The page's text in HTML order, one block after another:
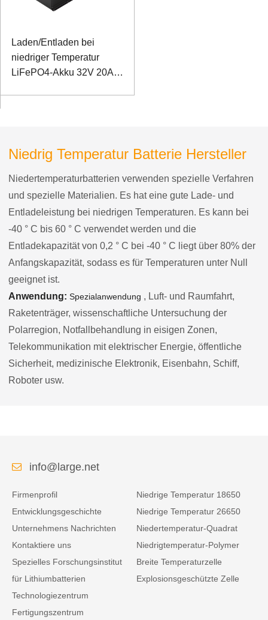
Laden/Entladen bei
niedriger Temperatur
LiFePO4-Akku 32V 20Ah
Niedrig Temperatur Batterie Hersteller
Niedertemperaturbatterien verwenden spezielle Verfahren
und spezielle Materialien. Es hat eine gute Lade- und
Entladeleistung bei niedrigen Temperaturen. Es kann bei
-40 ° C bis 60 ° C verwendet werden und die
Entladekapazität von 0,2 ° C bei -40 ° C liegt über 80% der
Anfangskapazität, sodass es für Temperaturen unter Null
geeignet ist.
Anwendung: Spezialanwendung , Luft- und Raumfahrt,
Raketenträger, wissenschaftliche Untersuchung der
Polarregion, Notfallbehandlung in eisigen Zonen,
Telekommunikation mit elektrischer Energie, öffentliche
Sicherheit, medizinische Elektronik, Eisenbahn, Schiff,
Roboter usw.
info@large.net
Firmenprofil
Entwicklungsgeschichte
Unternehmens Nachrichten
Kontaktiere uns
Spezielles Forschungsinstitut
für Lithiumbatterien
Technologiezentrum
Fertigungszentrum
Niedrige Temperatur 18650
Niedrige Temperatur 26650
Niedertemperatur-Quadrat
Niedrigtemperatur-Polymer
Breite Temperaturzelle
Explosionsgeschützte Zelle